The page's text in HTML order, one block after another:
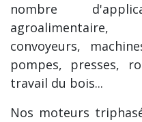
nombre
convoyeurs,
pompes, presses,
travail du bois...
Nos moteurs